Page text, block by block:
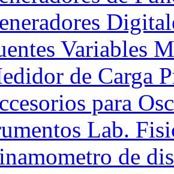
Variables
de Carga
para
Lab.
de